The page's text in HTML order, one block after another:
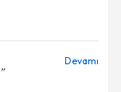
Devamı